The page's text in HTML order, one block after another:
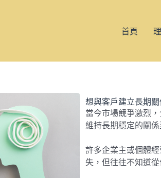
首頁
想與客戶建立長期
當今市場競爭激烈
維持長期穩定的關係
許多企業主或個體
失，但往往不知道